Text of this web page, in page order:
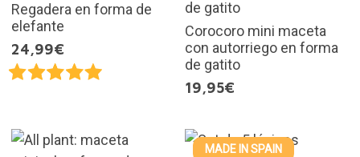
Regadera en forma de
elefante
24,99€
Corocoro mini maceta
con autorriego en forma
de gatito
19,95€
MADE IN SPAIN